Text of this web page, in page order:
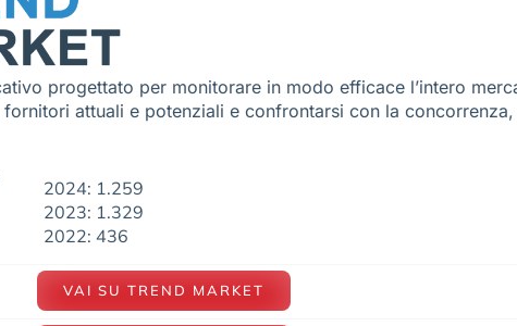
progettato per monitorare in modo efficace l’intero
attuali e potenziali e confrontarsi con la
2024: 1.259
2023: 1.329
2022: 436
VAI SU TREND MARKET